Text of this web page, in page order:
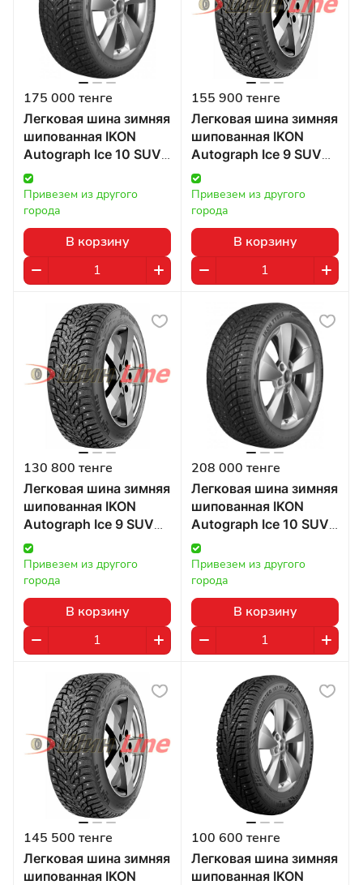
175 000 тенге
Легковая шина зимняя
шипованная IKON
Autograph Ice 10 SUV
285/45 R22 114T в
Казахстане
Привезем из другого
города
В корзину
155 900 тенге
Легковая шина зимняя
шипованная IKON
Autograph Ice 9 SUV
285/45 R21 113T в
Казахстане
Привезем из другого
города
В корзину
130 800 тенге
Легковая шина зимняя
шипованная IKON
Autograph Ice 9 SUV
285/45 R20 112T в
Казахстане
Привезем из другого
города
В корзину
208 000 тенге
Легковая шина зимняя
шипованная IKON
Autograph Ice 10 SUV
285/40 R22 110T в
Казахстане
Привезем из другого
города
В корзину
145 500 тенге
Легковая шина зимняя
шипованная IKON
100 600 тенге
Легковая шина зимняя
шипованная IKON